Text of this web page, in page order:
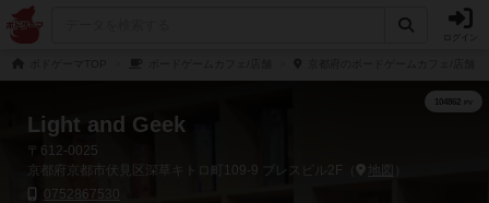
Light and Geek
〒612-0025
京都府京都市伏見区深草キトロ町109-9 ブレスビル2F（
地図
0752867530